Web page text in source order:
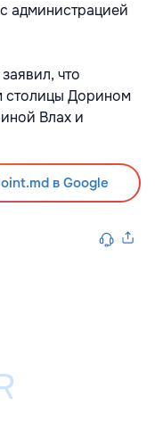
администрацией
что
столицы Дорином
Влах и
в Google